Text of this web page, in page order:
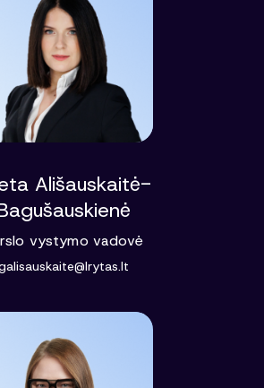
Ališauskaitė-
vystymo vadovė